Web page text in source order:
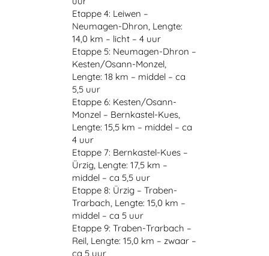
Etappe 4: Leiwen –
Neumagen-Dhron, Lengte:
14,0 km – licht – 4 uur
Etappe 5: Neumagen-Dhron –
Kesten/Osann-Monzel,
Lengte: 18 km – middel – ca
5,5 uur
Etappe 6: Kesten/Osann-
Monzel – Bernkastel-Kues,
Lengte: 15,5 km – middel – ca
4 uur
Etappe 7: Bernkastel-Kues –
Ürzig, Lengte: 17,5 km –
middel – ca 5,5 uur
Etappe 8: Ürzig – Traben-
Trarbach, Lengte: 15,0 km –
middel – ca 5 uur
Etappe 9: Traben-Trarbach –
Reil, Lengte: 15,0 km – zwaar –
ca 5 uur